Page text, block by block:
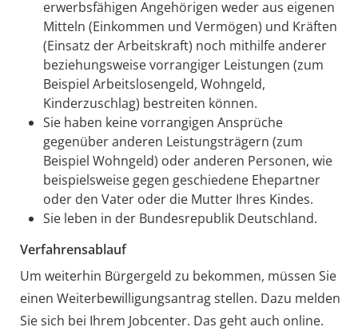
erwerbsfähigen Angehörigen weder aus eigenen
Mitteln (Einkommen und Vermögen) und Kräften
(Einsatz der Arbeitskraft) noch mithilfe anderer
beziehungsweise vorrangiger Leistungen (zum
Beispiel Arbeitslosengeld, Wohngeld,
Kinderzuschlag) bestreiten können.
Sie haben keine vorrangigen Ansprüche
gegenüber anderen Leistungsträgern (zum
Beispiel Wohngeld) oder anderen Personen, wie
beispielsweise gegen geschiedene Ehepartner
oder den Vater oder die Mutter Ihres Kindes.
Sie leben in der Bundesrepublik Deutschland.
Verfahrensablauf
Um weiterhin Bürgergeld zu bekommen, müssen Sie
einen Weiterbewilligungsantrag stellen. Dazu melden
Sie sich bei Ihrem Jobcenter. Das geht auch online.